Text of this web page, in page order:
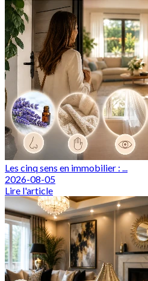
Les cinq sens en immobilier : ...
2026-08-05
Lire l'article